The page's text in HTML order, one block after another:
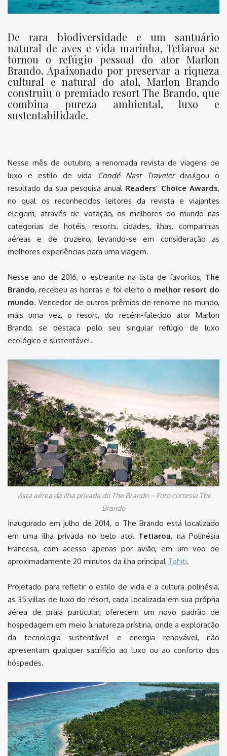
De rara biodiversidade e um santuário
natural de aves e vida marinha, Tetiaroa se
tornou o refúgio pessoal do ator Marlon
Brando. Apaixonado por preservar a riqueza
cultural e natural do atol, Marlon Brando
construiu o premiado resort The Brando, que
combina pureza ambiental, luxo e
sustentabilidade.
Nesse mês de outubro, a renomada revista de viagens de
luxo e estilo de vida
Condé Nast Travelerdivulgou o
resultado da sua pesquisa anual Readers’ Choice Awards,
no qual os reconhecidos leitores da revista e viajantes
elegem, através de votação, os melhores do mundo nas
categorias de hotéis, resorts, cidades, ilhas, companhias
aéreas e de cruzeiro, levando-se em consideração as
melhores experiências para uma viagem.
Nesse ano de 2016, o estreante na lista de favoritos, The
Brando, recebeu as honras e foi eleito o melhor resort do
mundo. Vencedor de outros prêmios de renome no mundo,
mais uma vez, o resort, do recém-falecido ator Marlon
Brando, se destaca pelo seu singular refúgio de luxo
ecológico e sustentável.
Vista aérea da ilha privada do The Brando – Foto cortesia The
Brando
Inaugurado em julho de 2014, o The Brando está localizado
em uma ilha privada no belo atol Tetiaroa, na Polinésia
Francesa, com acesso apenas por avião, em um voo de
aproximadamente 20 minutos da ilha principal Tahiti.
Projetado para refletir o estilo de vida e a cultura polinésia,
as 35 villas de luxo do resort, cada localizada em sua própria
aérea de praia particular, oferecem um novo padrão de
hospedagem em meio à natureza prístina, onde a exploração
da tecnologia sustentável e energia renovável, não
apresentam qualquer sacrifício ao luxo ou ao conforto dos
hóspedes.